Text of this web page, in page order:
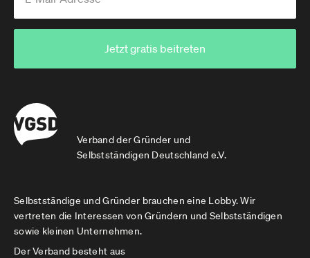
Verband der Gründer und
Selbstständigen Deutschland e.V.
Jetzt gratis beitreten
Selbstständige und Gründer brauchen eine Lobby. Wir
vertreten die Interessen von Gründern und Selbstständigen
sowie kleinen Unternehmen.
Der Verband besteht aus